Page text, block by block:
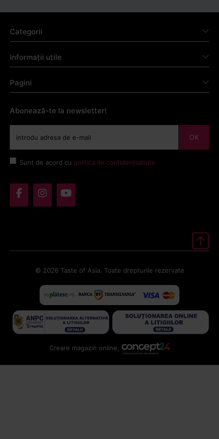
Categorii
Informații utile
Pagini
Abonează-te la newsletter!
OK
Sunt de acord cu politica de confidențialitate
© 2026 Taste of Asia. Toate drepturile rezervate
Creare magazin online,